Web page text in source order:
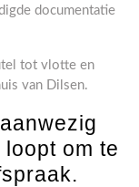
documentatie
tot vlotte en
van Dilsen.
om te